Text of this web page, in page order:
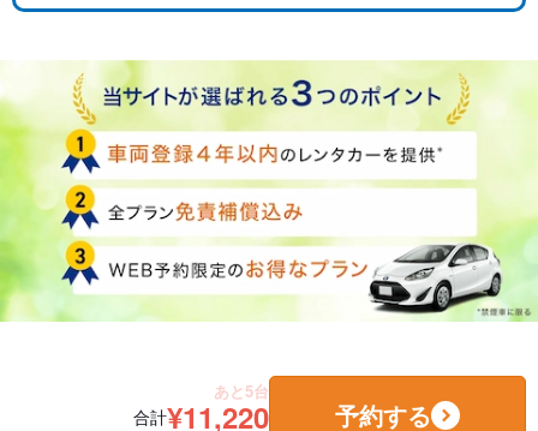
あと5台
合計¥11,220 予約する